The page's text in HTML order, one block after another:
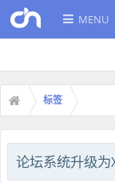
MENU
标签
论坛系统升级为